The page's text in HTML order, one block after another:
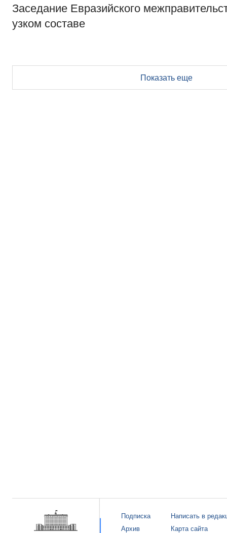
Заседание Евразийского
узком составе
Показать еще
Подписка
Архив
Написать в
Карта сайта